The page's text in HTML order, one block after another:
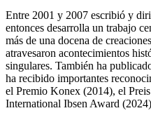
Entre 2001 y 2007 escribió y
entonces desarrolla un trabajo
más de una docena de
atravesaron acontecimientos
singulares. También ha
ha recibido importantes
el Premio Konex (2014), el
International Ibsen Award